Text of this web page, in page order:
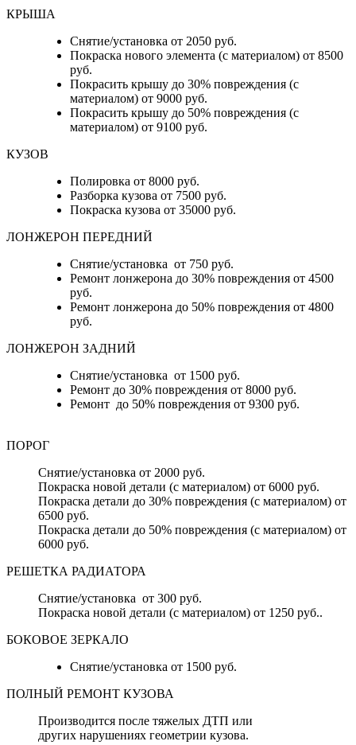
КРЫША
Снятие/установка от 2050 руб.
Покраска нового элемента (с материалом) от 8500
руб.
Покрасить крышу до 30% повреждения (с
материалом) от 9000 руб.
Покрасить крышу до 50% повреждения (с
материалом) от 9100 руб.
КУЗОВ
Полировка от 8000 руб.
Разборка кузова от 7500 руб.
Покраска кузова от 35000 руб.
ЛОНЖЕРОН ПЕРЕДНИЙ
Снятие/установка от 750 руб.
Ремонт лонжерона до 30% повреждения от 4500
руб.
Ремонт лонжерона до 50% повреждения от 4800
руб.
ЛОНЖЕРОН ЗАДНИЙ
Снятие/установка от 1500 руб.
Ремонт до 30% повреждения от 8000 руб.
Ремонт до 50% повреждения от 9300 руб.
ПОРОГ
Снятие/установка от 2000 руб.
Покраска новой детали (с материалом) от 6000 руб.
Покраска детали до 30% повреждения (с материалом) от
6500 руб.
Покраска детали до 50% повреждения (с материалом) от
6000 руб.
РЕШЕТКА РАДИАТОРА
Снятие/установка от 300 руб.
Покраска новой детали (с материалом) от 1250 руб..
БОКОВОЕ ЗЕРКАЛО
Снятие/установка от 1500 руб.
ПОЛНЫЙ РЕМОНТ КУЗОВА
Производится после тяжелых ДТП или
других нарушениях геометрии кузова.